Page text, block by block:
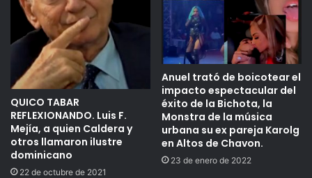
QUICO TABAR
REFLEXIONANDO. Luis F.
Mejía, a quien Caldera y
otros llamaron ilustre
dominicano
22 de octubre de 2021
Anuel trató de boicotear el
impacto espectacular del
éxito de la Bichota, la
Monstra de la música
urbana su ex pareja Karolg
en Altos de Chavon.
23 de enero de 2022